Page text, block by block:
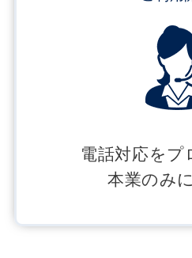
電話対応をプ
本業のみ